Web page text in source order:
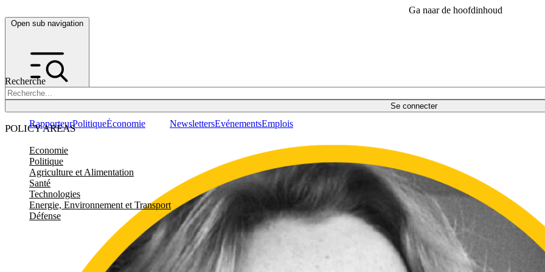
Ga naar de hoofdinhoud
Open sub navigation
Recherche
Se connecter
POLICY AREAS
Economie
Politique
Agriculture et Alimentation
Santé
Technologies
Energie, Environnement et Transport
Défense
RapporteurPolitiqueÉconomie NewslettersEvénementsEmplois